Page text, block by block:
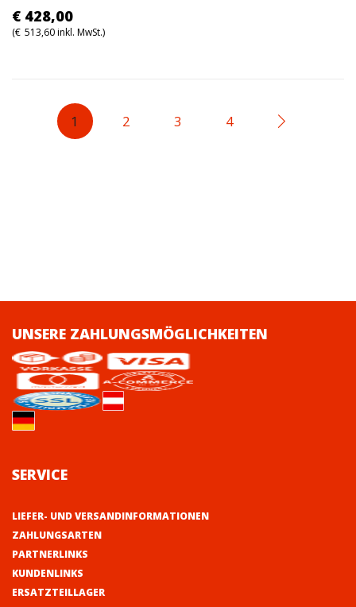
€ 428,00
(€ 513,60inkl. MwSt.)
1 2 3 4
UNSERE ZAHLUNGSMÖGLICHKEITEN
SERVICE
LIEFER- UND VERSANDINFORMATIONEN
ZAHLUNGSARTEN
PARTNERLINKS
KUNDENLINKS
ERSATZTEILLAGER